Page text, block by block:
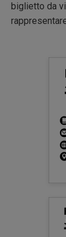
biglietto da